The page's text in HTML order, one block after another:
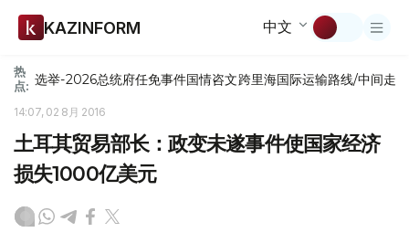
KAZINFORM 中文
热
点: 选举-2026总统府任免事件国情咨文跨里海国际运输路线/中间走廊
14:07, 02 8月 2016
土耳其贸易部长：政变未遂事件使国家经济
损失1000亿美元